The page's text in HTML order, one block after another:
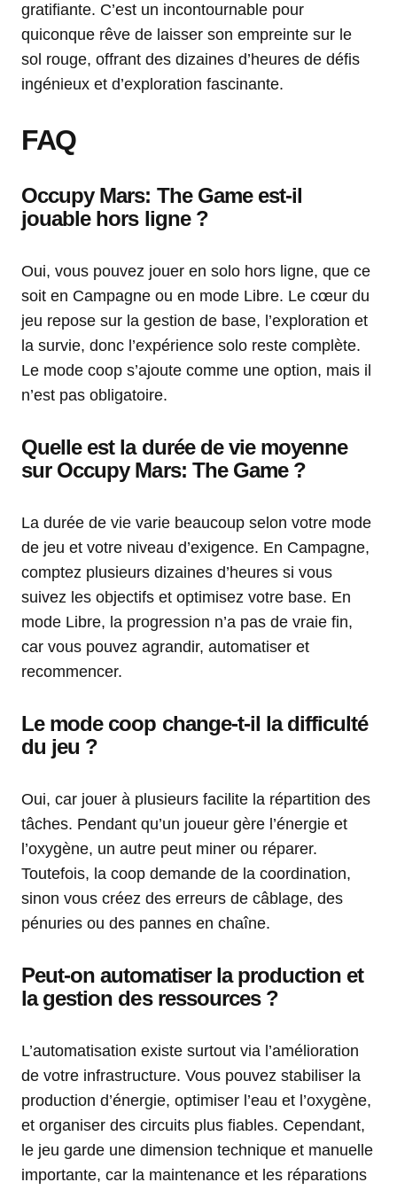
gratifiante. C’est un incontournable pour
quiconque rêve de laisser son empreinte sur le
sol rouge, offrant des dizaines d’heures de défis
ingénieux et d’exploration fascinante.
FAQ
Occupy Mars: The Game est-il
jouable hors ligne ?
Oui, vous pouvez jouer en solo hors ligne, que ce
soit en Campagne ou en mode Libre. Le cœur du
jeu repose sur la gestion de base, l’exploration et
la survie, donc l’expérience solo reste complète.
Le mode coop s’ajoute comme une option, mais il
n’est pas obligatoire.
Quelle est la durée de vie moyenne
sur Occupy Mars: The Game ?
La durée de vie varie beaucoup selon votre mode
de jeu et votre niveau d’exigence. En Campagne,
comptez plusieurs dizaines d’heures si vous
suivez les objectifs et optimisez votre base. En
mode Libre, la progression n’a pas de vraie fin,
car vous pouvez agrandir, automatiser et
recommencer.
Le mode coop change-t-il la difficulté
du jeu ?
Oui, car jouer à plusieurs facilite la répartition des
tâches. Pendant qu’un joueur gère l’énergie et
l’oxygène, un autre peut miner ou réparer.
Toutefois, la coop demande de la coordination,
sinon vous créez des erreurs de câblage, des
pénuries ou des pannes en chaîne.
Peut-on automatiser la production et
la gestion des ressources ?
L’automatisation existe surtout via l’amélioration
de votre infrastructure. Vous pouvez stabiliser la
production d’énergie, optimiser l’eau et l’oxygène,
et organiser des circuits plus fiables. Cependant,
le jeu garde une dimension technique et manuelle
importante, car la maintenance et les réparations